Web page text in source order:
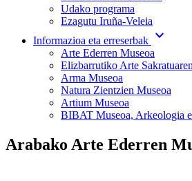
Udako programa
Ezagutu Iruña-Veleia
Informazioa eta erreserbak expand_more
Arte Ederren Museoa
Elizbarrutiko Arte
Arma Museoa
Natura Zientzien Museoa
Artium Museoa
BIBAT Museoa, Arkeologia
Arabako Arte Ederren